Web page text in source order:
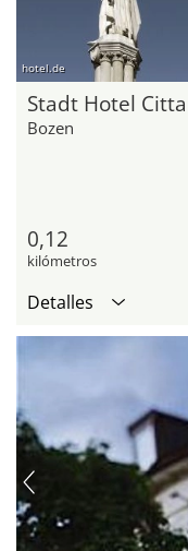
hotel.de
Stadt Hotel Citta
Bozen
0,12
kilómetros
Detalles